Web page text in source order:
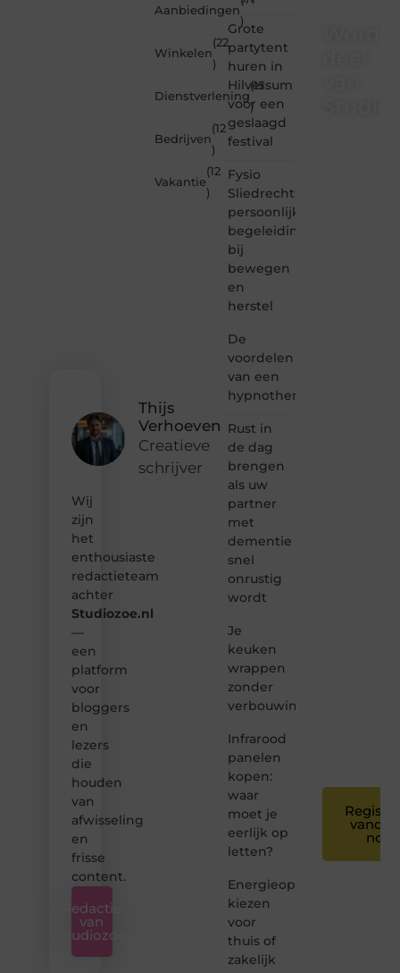
Thijs
Verhoeven
Creatieve
schrijver
Wij
zijn
het
enthousiaste
redactieteam
achter
Studiozoe.nl
—
een
platform
voor
bloggers
en
lezers
die
houden
van
afwisseling
en
frisse
content.
Redactie
van
Studiozoe
Aanbiedingen
)
Winkelen
(22
)
Dienstverlening
(15
)
Bedrijven
(12
)
Vakantie
(12
)
Grote
partytent
huren in
Hilversum
voor een
geslaagd
festival
Fysio
Sliedrecht:
persoonlijke
begeleiding
bij
bewegen
en
herstel
De
voordelen
van een
hypnotherapeut
Rust in
de dag
brengen
als uw
partner
met
dementie
snel
onrustig
wordt
Je
keuken
wrappen
zonder
verbouwing
Infrarood
panelen
kopen:
waar
moet je
eerlijk op
letten?
Energieopslagsysteem
kiezen
voor
thuis of
zakelijk
nog